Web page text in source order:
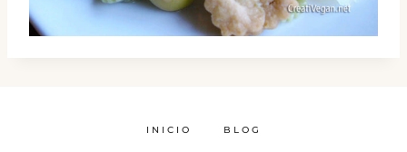
INICIO BLOG